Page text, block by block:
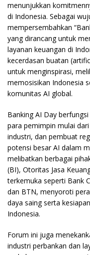
menunjukkan
di Indonesia. Sebagai
mempersembahkan
yang dirancang untuk
layanan keuangan di
kecerdasan buatan
untuk menginspirasi,
memosisikan Indonesia
komunitas AI global.
Banking AI Day
para pemimpin mulai
industri, dan pembuat
potensi besar AI dalam
melibatkan berbagai
(BI), Otoritas Jasa
terkemuka seperti Bank
dan BTN, menyoroti
daya saing serta
Indonesia.
Forum ini juga
industri perbankan dan